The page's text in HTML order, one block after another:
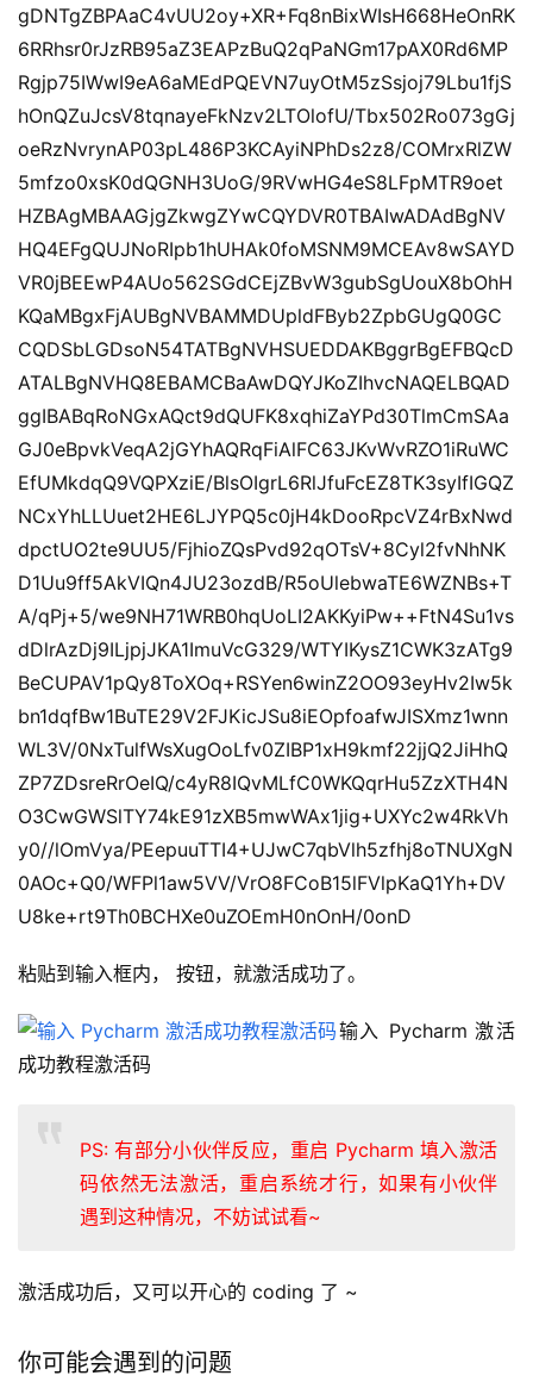
gDNTgZBPAaC4vUU2oy+XR+Fq8nBixWIsH668HeOnRK
6RRhsr0rJzRB95aZ3EAPzBuQ2qPaNGm17pAX0Rd6MP
Rgjp75IWwI9eA6aMEdPQEVN7uyOtM5zSsjoj79Lbu1fjS
hOnQZuJcsV8tqnayeFkNzv2LTOlofU/Tbx502Ro073gGj
oeRzNvrynAP03pL486P3KCAyiNPhDs2z8/COMrxRlZW
5mfzo0xsK0dQGNH3UoG/9RVwHG4eS8LFpMTR9oet
HZBAgMBAAGjgZkwgZYwCQYDVR0TBAIwADAdBgNV
HQ4EFgQUJNoRIpb1hUHAk0foMSNM9MCEAv8wSAYD
VR0jBEEwP4AUo562SGdCEjZBvW3gubSgUouX8bOhH
KQaMBgxFjAUBgNVBAMMDUpldFByb2ZpbGUgQ0GC
CQDSbLGDsoN54TATBgNVHSUEDDAKBggrBgEFBQcD
ATALBgNVHQ8EBAMCBaAwDQYJKoZIhvcNAQELBQAD
ggIBABqRoNGxAQct9dQUFK8xqhiZaYPd30TlmCmSAa
GJ0eBpvkVeqA2jGYhAQRqFiAlFC63JKvWvRZO1iRuWC
EfUMkdqQ9VQPXziE/BlsOIgrL6RlJfuFcEZ8TK3syIfIGQZ
NCxYhLLUuet2HE6LJYPQ5c0jH4kDooRpcVZ4rBxNwd
dpctUO2te9UU5/FjhioZQsPvd92qOTsV+8Cyl2fvNhNK
D1Uu9ff5AkVIQn4JU23ozdB/R5oUlebwaTE6WZNBs+T
A/qPj+5/we9NH71WRB0hqUoLI2AKKyiPw++FtN4Su1vs
dDlrAzDj9ILjpjJKA1ImuVcG329/WTYIKysZ1CWK3zATg9
BeCUPAV1pQy8ToXOq+RSYen6winZ2OO93eyHv2Iw5k
bn1dqfBw1BuTE29V2FJKicJSu8iEOpfoafwJISXmz1wnn
WL3V/0NxTulfWsXugOoLfv0ZIBP1xH9kmf22jjQ2JiHhQ
ZP7ZDsreRrOeIQ/c4yR8IQvMLfC0WKQqrHu5ZzXTH4N
O3CwGWSlTY74kE91zXB5mwWAx1jig+UXYc2w4RkVh
y0//lOmVya/PEepuuTTI4+UJwC7qbVlh5zfhj8oTNUXgN
0AOc+Q0/WFPl1aw5VV/VrO8FCoB15lFVlpKaQ1Yh+DV
U8ke+rt9Th0BCHXe0uZOEmH0nOnH/0onD
粘贴到输入框内， 按钮，就激活成功了。
输入 Pycharm 激活
成功教程激活码
PS: 有部分小伙伴反应，重启 Pycharm 填入激活
码依然无法激活，重启系统才行，如果有小伙伴
遇到这种情况，不妨试试看~
激活成功后，又可以开心的 coding 了 ~
你可能会遇到的问题